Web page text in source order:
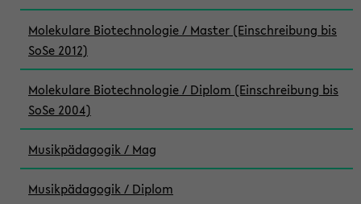
Molekulare Biotechnologie / Master (Einschreibung bis
SoSe 2012)
Molekulare Biotechnologie / Diplom (Einschreibung bis
SoSe 2004)
Musikpädagogik / Mag
Musikpädagogik / Diplom